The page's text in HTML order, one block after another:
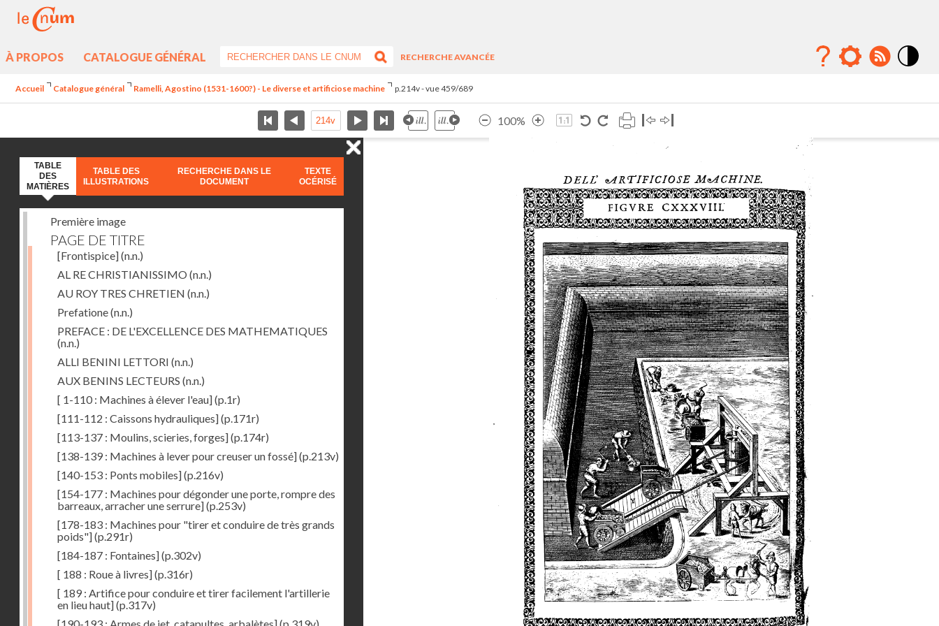
À PROPOS CATALOGUE GÉNÉRAL
RECHERCHE AVANCÉE
Accueil Catalogue général Ramelli, Agostino (1531-1600?) - Le diverse et artificiose machine p.214v - vue 459/689
100%
TABLE
DES
MATIÈRES
TABLE DES
ILLUSTRATIONS
RECHERCHE DANS LE
DOCUMENT
TEXTE
OCÉRISÉ
Première image
PAGE DE TITRE
[Frontispice](n.n.)
AL RE CHRISTIANISSIMO (n.n.)
AU ROY TRES CHRETIEN (n.n.)
Prefatione(n.n.)
PREFACE : DE L'EXCELLENCE DES MATHEMATIQUES
(n.n.)
ALLI BENINI LETTORI (n.n.)
AUX BENINS LECTEURS (n.n.)
[ 1-110 : Machines à élever l'eau](p.1r)
[111-112 : Caissons hydrauliques](p.171r)
[113-137 : Moulins, scieries, forges](p.174r)
[138-139 : Machines à lever pour creuser un fossé](p.213v)
[140-153 : Ponts mobiles](p.216v)
[154-177 : Machines pour dégonder une porte, rompre des
barreaux, arracher une serrure](p.253v)
[178-183 : Machines pour "tirer et conduire de très grands
poids"](p.291r)
[184-187 : Fontaines](p.302v)
[ 188 : Roue à livres](p.316r)
[ 189 : Artifice pour conduire et tirer facilement l'artillerie
en lieu haut](p.317v)